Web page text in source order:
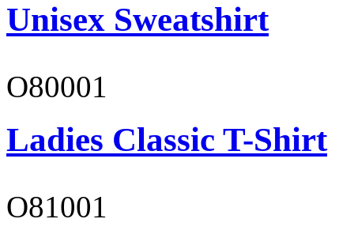
Unisex Sweatshirt
O80001
Ladies Classic T-Shirt
O81001